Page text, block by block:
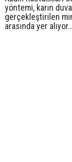
yöntemi, karın
gerçekleştirilen
arasında yer alıyor..